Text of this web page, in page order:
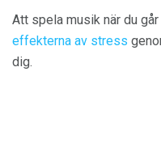
Att spela musik när du går
effekterna av stress
dig.